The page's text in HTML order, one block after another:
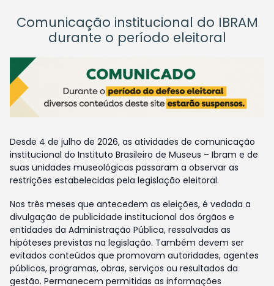
Comunicação institucional do IBRAM
durante o período eleitoral
Desde 4 de julho de 2026, as atividades de comunicação
institucional do Instituto Brasileiro de Museus – Ibram e de
suas unidades museológicas passaram a observar as
restrições estabelecidas pela legislação eleitoral.
Nos três meses que antecedem as eleições, é vedada a
divulgação de publicidade institucional dos órgãos e
entidades da Administração Pública, ressalvadas as
hipóteses previstas na legislação. Também devem ser
evitados conteúdos que promovam autoridades, agentes
públicos, programas, obras, serviços ou resultados da
gestão. Permanecem permitidas as informações